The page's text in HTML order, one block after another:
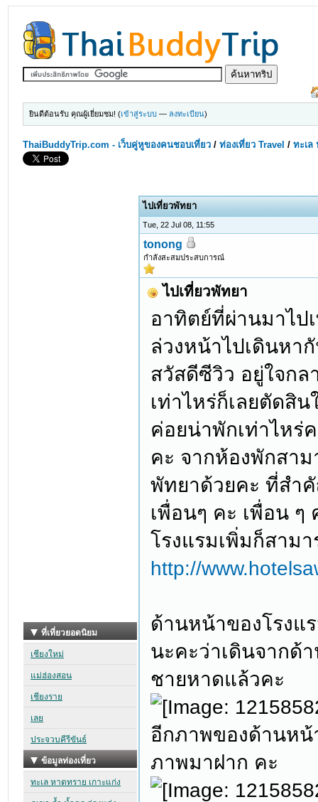
ยินดีต้อนรับ คุณผู้เยี่ยมชม! (เข้าสู่ระบบ — ลงทะเบียน)
ThaiBuddyTrip.com - เว็บคู่หูของคนชอบเที่ยว /ท่องเที่ยว Travel /ทะเล
ไปเที่ยวพัทยา
Tue, 22 Jul 08, 11:55
tonong
กำลังสะสมประสบการณ์
ไปเที่ยวพัทยา
อาทิตย์ที่ผ่านมาไป
ล่วงหน้าไปเดินหา
สวัสดีซีวิว อยู่ใจกล
เท่าไหร่ก็เลยตัดสิ
ค่อยน่าพักเท่าไหร่
คะ จากห้องพักสาม
พัทยาด้วยคะ ที่สำ
เพื่อนๆ คะ เพื่อน ๆ
โรงแรมเพิ่มก็สาม
http://
ด้านหน้าของโรงแ
นะคะว่าเดินจากด้
ชายหาดแล้วคะ
อีกภาพของด้านหน้
ภาพมาฝาก คะ